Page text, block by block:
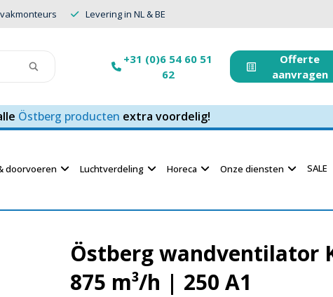
Levering in NL & BE
+31 (0)6 54 60 51
62
Offerte
aanvragen
Östberg producten extra voordelig!
doorvoeren Luchtverdeling Horeca Onze diensten SALE
Östberg wandventilator
875 m³/h | 250 A1